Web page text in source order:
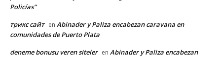
Policías”
трикс сайт en Abinader y Paliza encabezan caravana en
comunidades de Puerto Plata
deneme bonusu veren siteler en Abinader y Paliza encabezan